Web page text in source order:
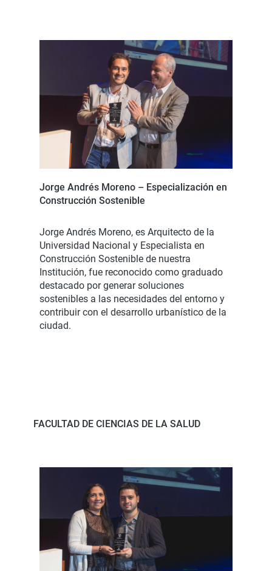
Jorge Andrés Moreno – Especialización en
Construcción Sostenible
Jorge Andrés Moreno, es Arquitecto de la
Universidad Nacional y Especialista en
Construcción Sostenible de nuestra
Institución, fue reconocido como graduado
destacado por generar soluciones
sostenibles a las necesidades del entorno y
contribuir con el desarrollo urbanístico de la
ciudad.
FACULTAD DE CIENCIAS DE LA SALUD